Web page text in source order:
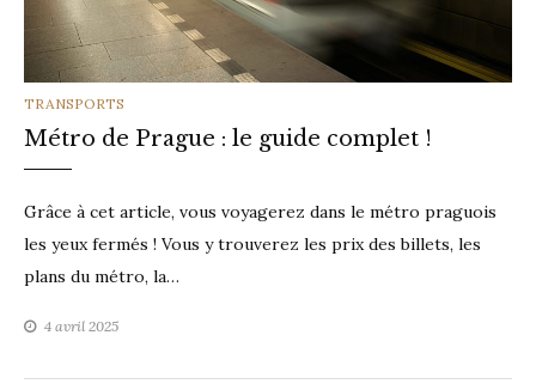
CATEGORIES
TRANSPORTS
Métro de Prague : le guide complet !
Grâce à cet article, vous voyagerez dans le métro praguois
les yeux fermés ! Vous y trouverez les prix des billets, les
plans du métro, la…
4 avril 2025